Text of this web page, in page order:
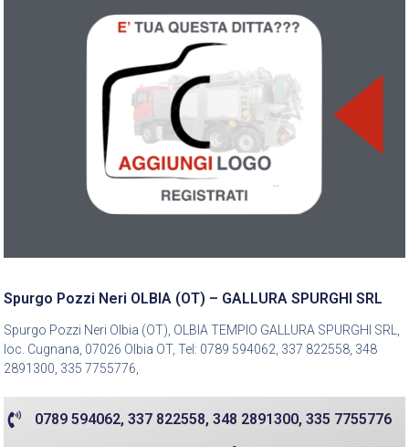
Spurgo Pozzi Neri OLBIA (OT) – GALLURA SPURGHI SRL
Spurgo Pozzi Neri Olbia (OT), OLBIA TEMPIO GALLURA SPURGHI SRL,
loc. Cugnana, 07026 Olbia OT, Tel: 0789 594062, 337 822558, 348
2891300, 335 7755776,
0789 594062, 337 822558, 348 2891300, 335 7755776